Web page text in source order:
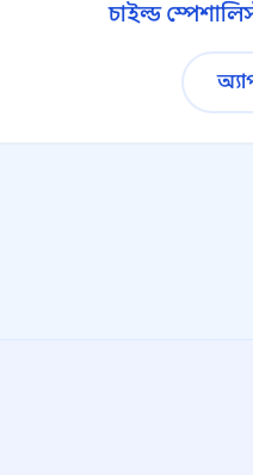
চাইল্ড